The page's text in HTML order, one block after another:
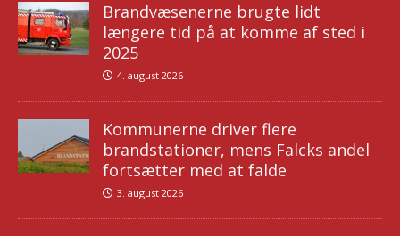
Brandvæsenerne brugte lidt
længere tid på at komme af sted i
2025
4. august 2026
Kommunerne driver flere
brandstationer, mens Falcks andel
fortsætter med at falde
3. august 2026